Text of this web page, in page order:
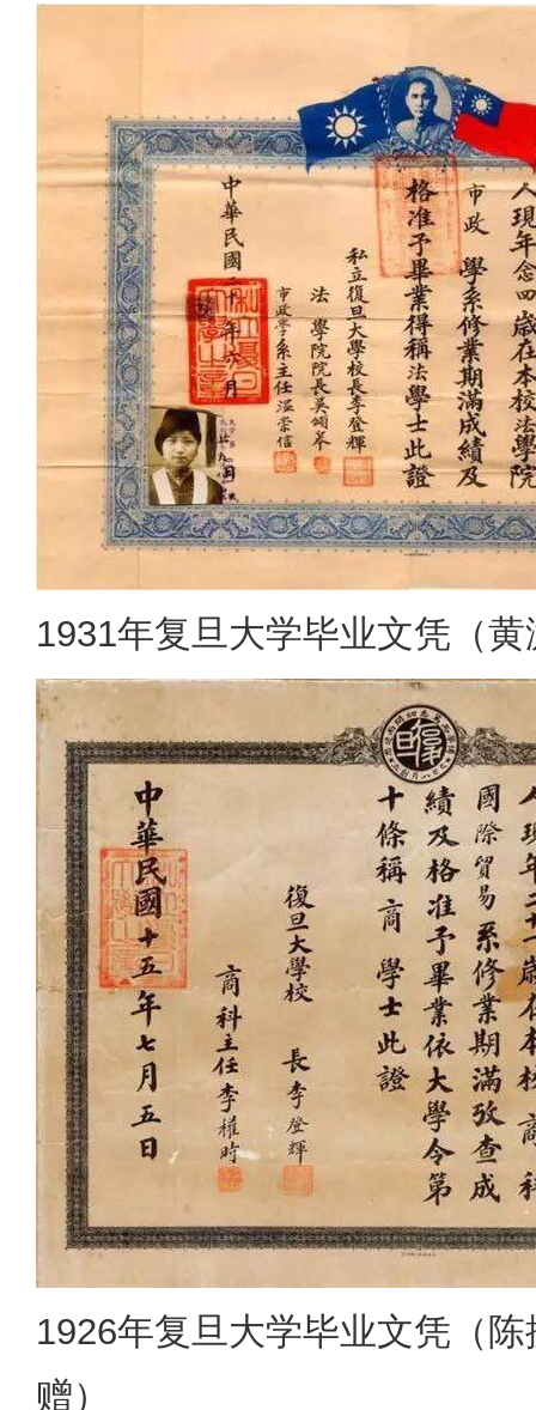
1931年复旦大学毕业文凭（
1926年复旦大学毕业文凭（
赠）